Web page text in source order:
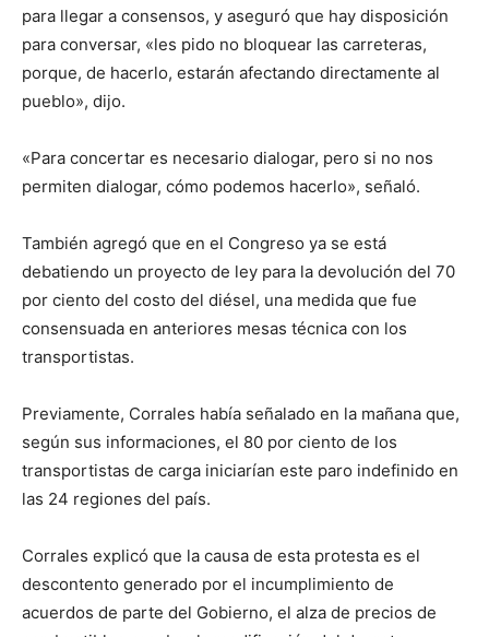
para llegar a consensos, y aseguró que hay disposición
para conversar, «les pido no bloquear las carreteras,
porque, de hacerlo, estarán afectando directamente al
pueblo», dijo.
«Para concertar es necesario dialogar, pero si no nos
permiten dialogar, cómo podemos hacerlo», señaló.
También agregó que en el Congreso ya se está
debatiendo un proyecto de ley para la devolución del 70
por ciento del costo del diésel, una medida que fue
consensuada en anteriores mesas técnica con los
transportistas.
Previamente, Corrales había señalado en la mañana que,
según sus informaciones, el 80 por ciento de los
transportistas de carga iniciarían este paro indefinido en
las 24 regiones del país.
Corrales explicó que la causa de esta protesta es el
descontento generado por el incumplimiento de
acuerdos de parte del Gobierno, el alza de precios de